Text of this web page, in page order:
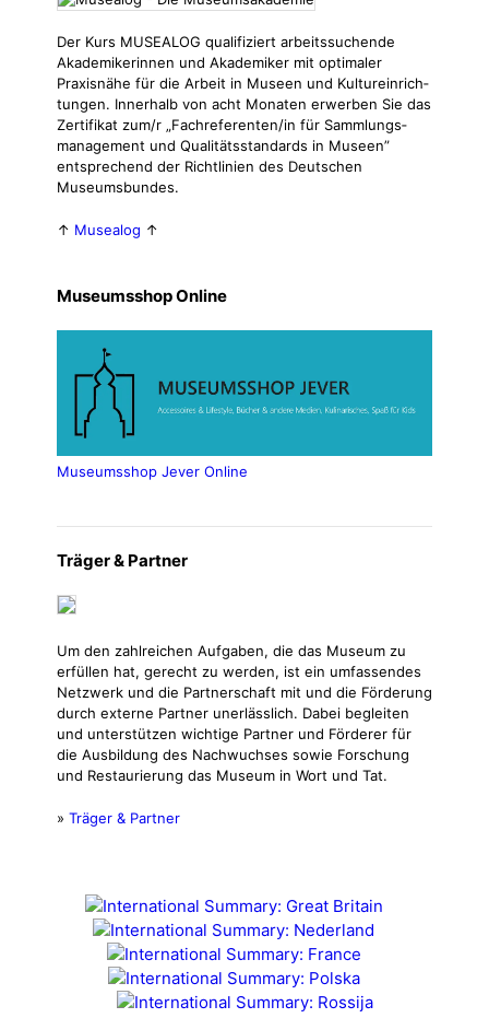
Der Kurs MUSEALOG qualifiziert arbeitssuchende
Akademikerinnen und Akademiker mit optimaler
Praxisnähe für die Arbeit in Museen und Kul­tur­ein­rich­
tun­gen. Innerhalb von acht Monaten erwerben Sie das
Zertifikat zum/r „Fachreferenten/in für Sammlungs­
management und Qualitäts­standards in Museen”
entsprechend der Richtlinien des Deutschen
Museumsbundes.
↑ Musealog ↑
Museumsshop Online
Museumsshop Jever Online
Träger & Partner
Um den zahlreichen Aufgaben, die das Museum zu
erfüllen hat, gerecht zu werden, ist ein umfassendes
Netzwerk und die Partnerschaft mit und die Förderung
durch externe Partner unerlässlich. Dabei begleiten
und unterstützen wichtige Partner und Förderer für
die Ausbildung des Nachwuchses sowie Forschung
und Restaurierung das Museum in Wort und Tat.
» Träger & Partner